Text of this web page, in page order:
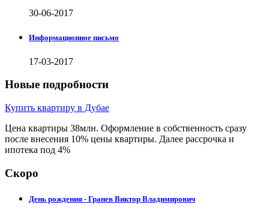
30-06-2017
Информационное письмо
17-03-2017
Новые подробности
Купить квартиру в Дубае
Цена квартиры 38млн. Оформление в собственность сразу
после внесения 10% цены квартиры. Далее рассрочка и
ипотека под 4%
Скоро
День рождения - Гранев Виктор Владимирович